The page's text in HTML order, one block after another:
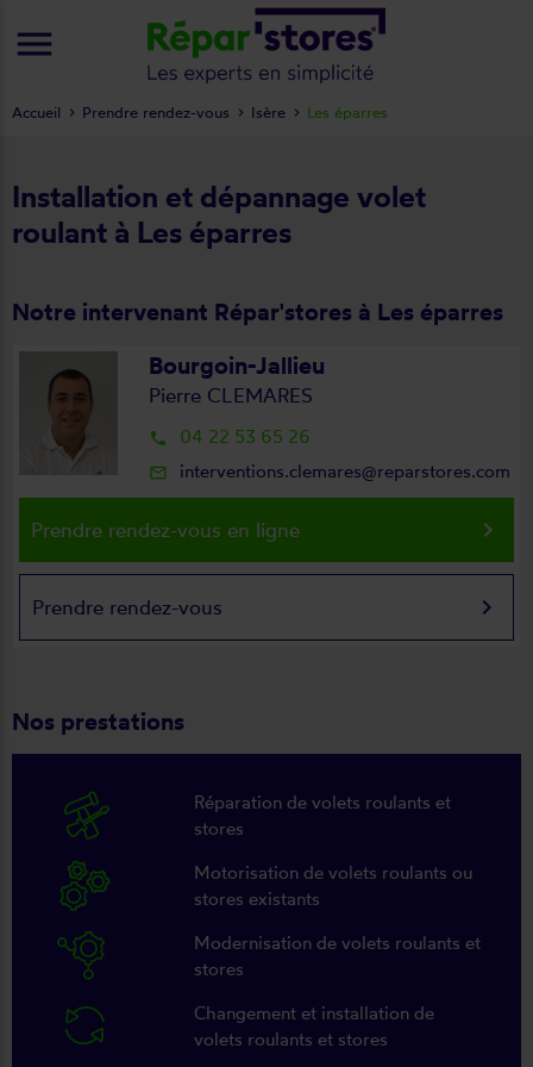
Installation et dépannage volet
roulant à Les éparres
Notre intervenant Répar'stores à Les éparres
Bourgoin-Jallieu
Pierre CLEMARES
local_phone 04 22 53 65 26
mail_outline interventions.clemares@reparstores.com
Prendre rendez-vous en ligne keyboard_arrow_right
Prendre rendez-vous keyboard_arrow_right
Nos prestations
Réparation de volets roulants et
stores
Motorisation de volets roulants ou
stores existants
Modernisation de volets roulants et
stores
Changement et installation de
volets roulants et stores
Accueil Prendre rendez-vous Isère Les éparres
menu